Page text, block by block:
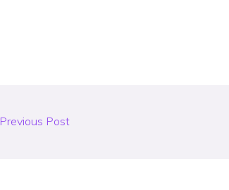
Previous Post